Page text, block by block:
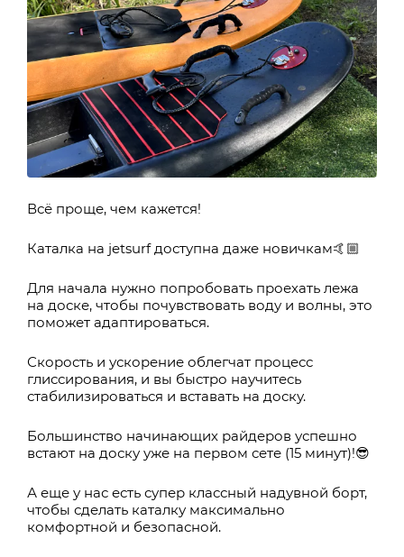
Всё проще, чем кажется!
Каталка на jetsurf доступна даже новичкам🤙🏼
Для начала нужно попробовать проехать лежа
на доске, чтобы почувствовать воду и волны, это
поможет адаптироваться.
Скорость и ускорение облегчат процесс
глиссирования, и вы быстро научитесь
стабилизироваться и вставать на доску.
Большинство начинающих райдеров успешно
встают на доску уже на первом сете (15 минут)!😎
А еще у нас есть супер классный надувной борт,
чтобы сделать каталку максимально
комфортной и безопасной.